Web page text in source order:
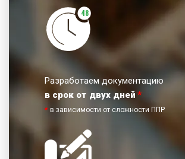
48
Разработаем документацию
в срок от двух дней *
* в зависимости от сложности ППР